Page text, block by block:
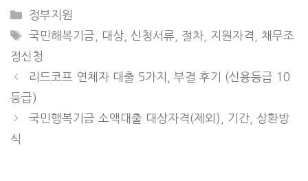
CATEGORIES
정부지원
TAGS
국민해복기금 대상 ,신청서류 절차 지원자격
채무조
정신청
리드코프 연체자 대출 5가지, 부결 후기 (신용등급 10
등급)
국민행복기금 소액대출 대상자격(제외), 기간, 상환방
식